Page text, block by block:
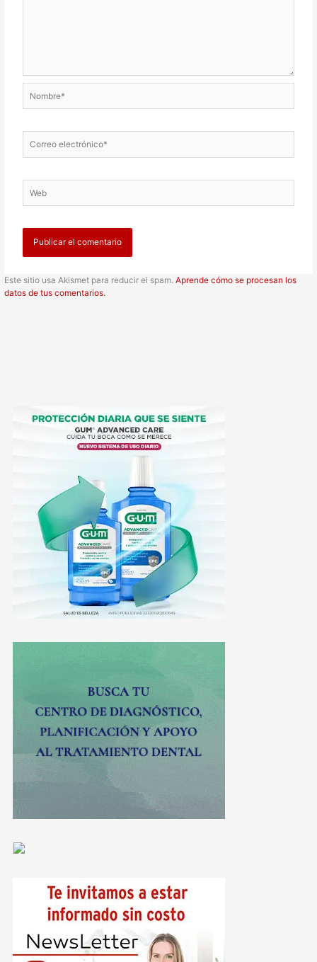
electrónico*
Este sitio usa Akismet para reducir el spam.Aprende cómo se procesan los
datos de tus comentarios.